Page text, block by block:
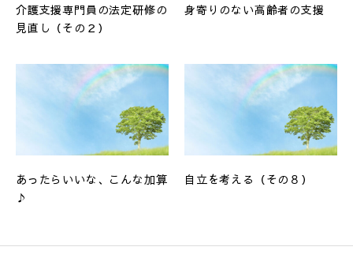
介護支援専門員の法定研修の
見直し（その２）
身寄りのない高齢者の支援
あったらいいな、こんな加算
♪
自立を考える（その８）